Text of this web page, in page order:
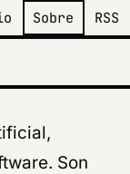
Sobre RSS
Son